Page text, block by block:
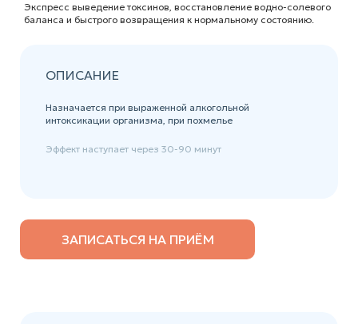
Экспресс выведение токсинов, восстановление водно-солевого
баланса и быстрого возвращения к нормальному состоянию.
ОПИСАНИЕ
Назначается при выраженной алкогольной
интоксикации организма, при похмелье
Эффект наступает через 30-90 минут
ЗАПИСАТЬСЯ НА ПРИЁМ